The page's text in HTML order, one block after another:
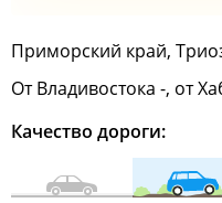
Приморский край,
От Владивостока -, от
Качество дороги: